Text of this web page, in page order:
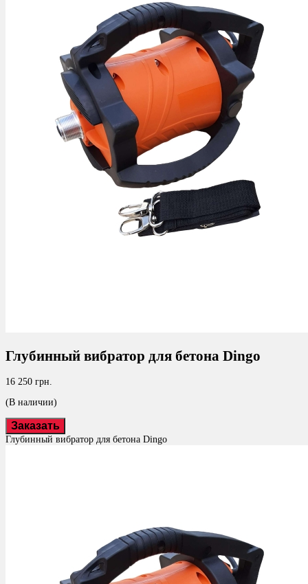
Глубинный вибратор для бетона Dingo
16 250 грн.
(В наличии)
Заказать
Глубинный вибратор для бетона Dingo